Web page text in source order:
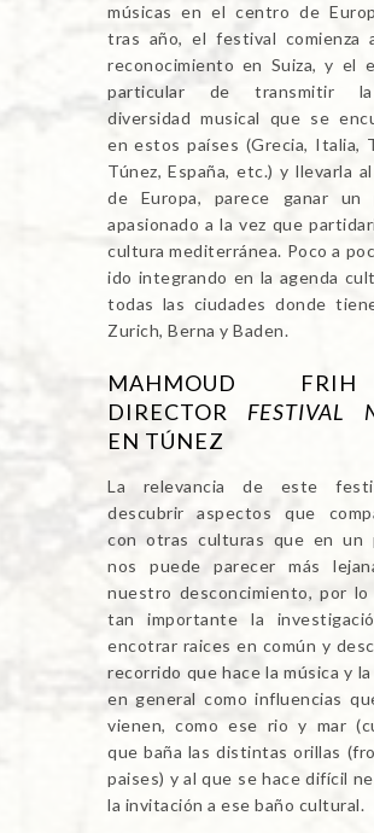
músicas en el centro de
tras año, el festival comienza
reconocimiento en Suiza, y el
particular de transmitir
diversidad musical que se
en estos países (Grecia, Italia,
Túnez, España, etc.) y llevarla
de Europa, parece ganar un
apasionado a la vez que
cultura mediterránea. Poco a
ido integrando en la agenda
todas las ciudades donde
Zurich, Berna y Baden.
MAHMOUD
DIRECTOR FESTIVAL
EN TÚNEZ
La relevancia de este
descubrir aspectos que
con otras culturas que en un
nos puede parecer más
nuestro desconcimiento, por lo
tan importante la
encotrar raices en común y
recorrido que hace la música y
en general como influencias
vienen, como ese rio y mar
que baña las distintas orillas
paises) y al que se hace difícil
la invitación a ese baño cultural.